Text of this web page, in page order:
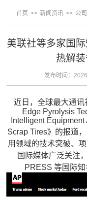
首页 >> 新闻资讯 >> 公
美联社等多家国
热解装
发布时间：
近日，全球最大通
Edge Pyrolysis
Intelligent
Scrap Tires》的报道
用领域的技术突破、
国际媒体广泛关注
PRESS 等国际知